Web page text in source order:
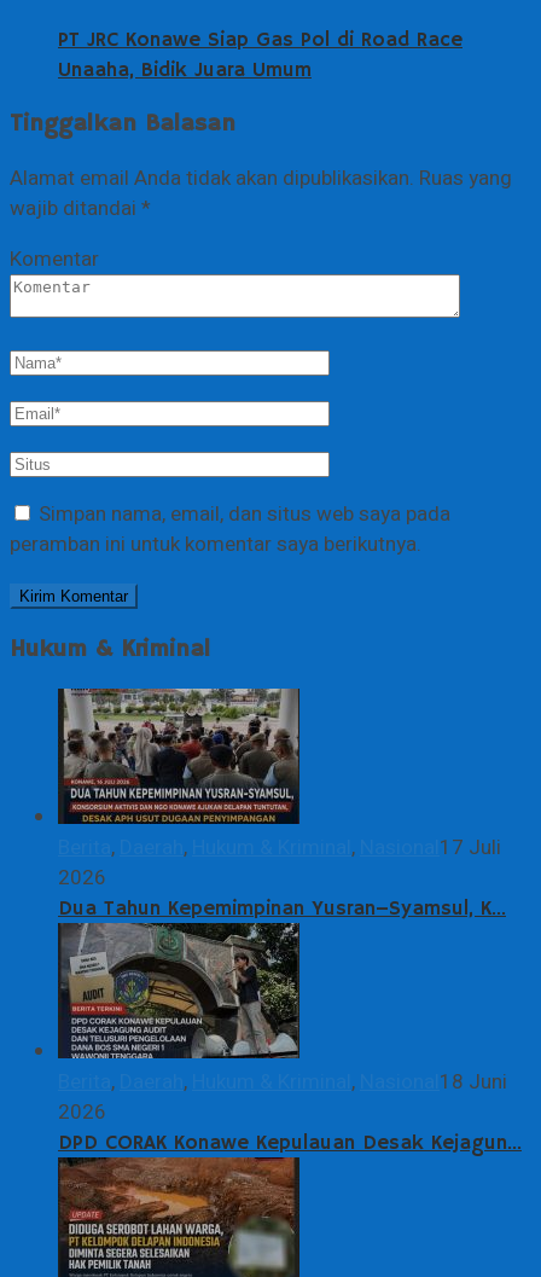
PT JRC Konawe Siap Gas Pol di Road Race
Unaaha, Bidik Juara Umum
Tinggalkan Balasan
Alamat email Anda tidak akan dipublikasikan. Ruas yang
wajib ditandai *
Komentar
Simpan nama, email, dan situs web saya pada
peramban ini untuk komentar saya berikutnya.
Hukum & Kriminal
, , ,
17 Juli
2026
Dua Tahun Kepemimpinan Yusran–Syamsul, K…
, , ,
18 Juni
2026
DPD CORAK Konawe Kepulauan Desak Kejagun…